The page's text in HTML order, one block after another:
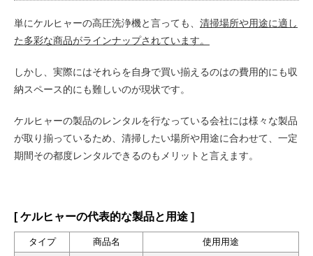
単にケルヒャーの高圧洗浄機と言っても、 清掃場所や用途に適し
た多彩な商品がラインナップされています。
しかし、実際にはそれらを自身で買い揃えるのはの費用的にも収
納スペース的にも難しいのが現状です。
ケルヒャーの製品のレンタルを行なっている会社には様々な製品
が取り揃っているため、清掃したい場所や用途に合わせて、一定
期間その都度レンタルできるのもメリットと言えます。
[ ケルヒャーの代表的な製品と用途 ]
タイプ 商品名 使用用途